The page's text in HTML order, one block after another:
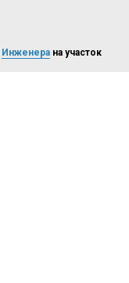
Инженера на участок